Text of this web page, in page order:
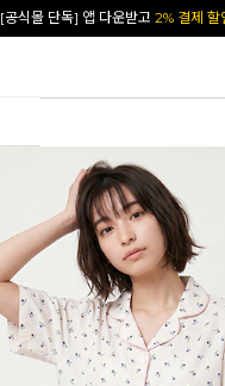
[공식몰 단독] 앱 다운받고 2% 결제 할